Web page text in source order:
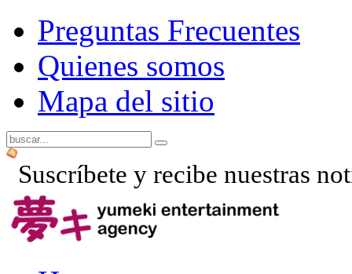
Preguntas Frecuentes
Quienes somos
Mapa del sitio
Suscríbete y recibe nuestras